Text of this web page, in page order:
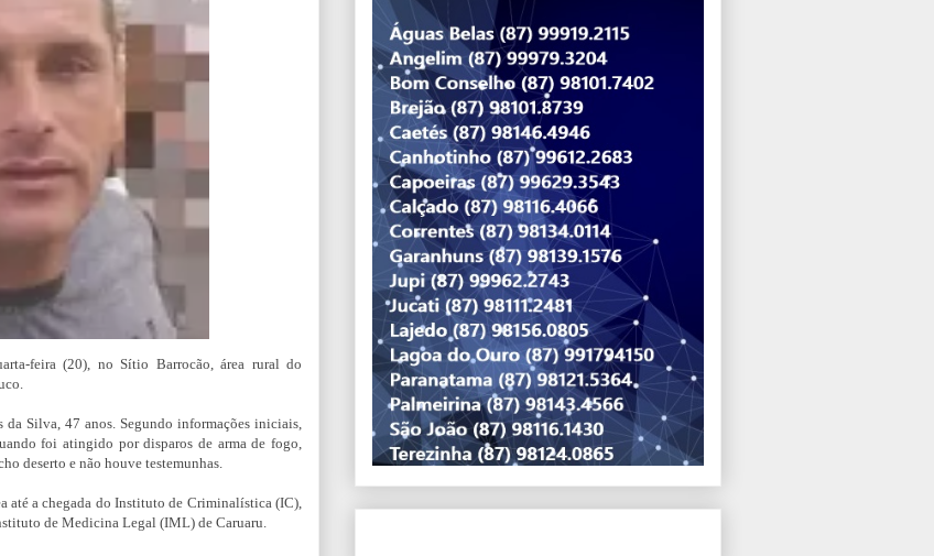
feira (20), no Sítio Barrocão, área rural do
Silva, 47 anos. Segundo informações iniciais,
foi atingido por disparos de arma de fogo,
deserto e não houve testemunhas.
até a chegada do Instituto de Criminalística (IC),
de Medicina Legal (IML) de Caruaru.